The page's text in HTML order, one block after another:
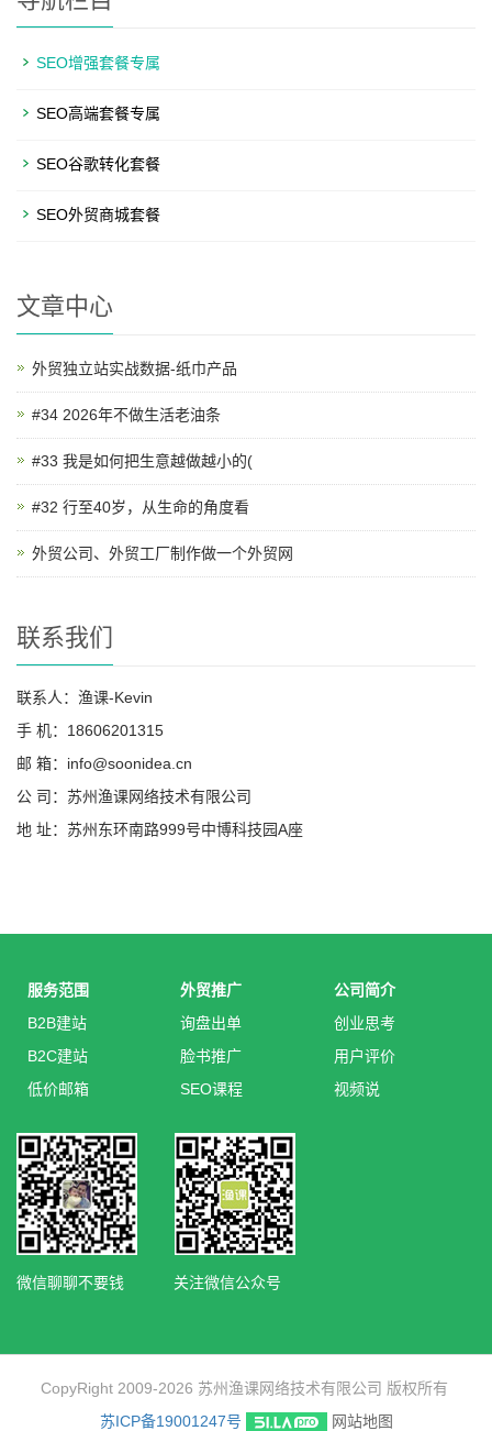
SEO增强套餐专属
SEO高端套餐专属
SEO谷歌转化套餐
SEO外贸商城套餐
文章中心
外贸独立站实战数据-纸巾产品
#34 2026年不做生活老油条
#33 我是如何把生意越做越小的(
#32 行至40岁，从生命的角度看
外贸公司、外贸工厂制作做一个外贸网
联系我们
联系人：渔课-Kevin
手 机：18606201315
邮 箱：info@soonidea.cn
公 司：苏州渔课网络技术有限公司
地 址：苏州东环南路999号中博科技园A座
服务范围
B2B建站
B2C建站
低价邮箱
外贸推广
询盘出单
脸书推广
SEO课程
公司简介
创业思考
用户评价
视频说
微信聊聊不要钱 关注微信公众号
CopyRight 2009-2026 苏州渔课网络技术有限公司 版权所有
苏ICP备19001247号
网站地图